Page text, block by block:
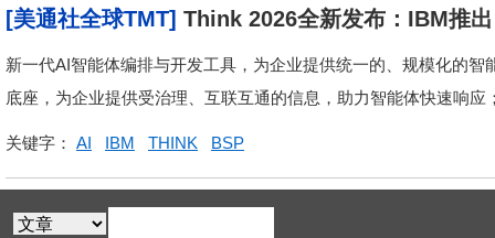
[美通社全球TMT] Think 2026全新发布：IBM推
沟
新一代AI智能体编排与开发工具，为企业提供统一的、规模化的
底座，为企业提供受治理、互联互通的信息，助力智能体快速响应
关键字： AI IBM THINK BSP